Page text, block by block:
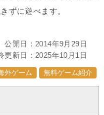
ずに遊べます。
公開日： 2014年9月29日
更新日： 2025年10月1日
外ゲーム 無料ゲーム紹介